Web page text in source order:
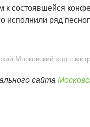
к состоявшейся
исполнили ряд
Московский хор с
сайта